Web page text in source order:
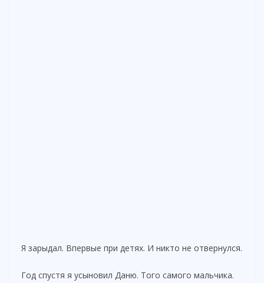
Я зарыдал. Впервые при детях. И никто не отвернулся.
Год спустя я усыновил Даню. Того самого мальчика.